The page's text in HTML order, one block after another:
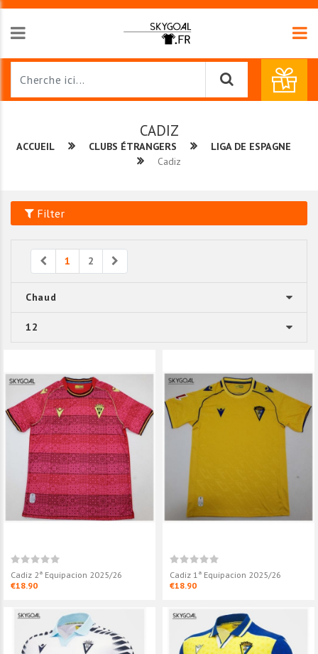
CADIZ
ACCUEIL CLUBS ÉTRANGERS
LIGA DE ESPAGNE
Cadiz
Filter
Previous
1 2
Cadiz 2ª Equipacion 2025/26
€18.90
Cadiz 1ª Equipacion 2025/26
€18.90